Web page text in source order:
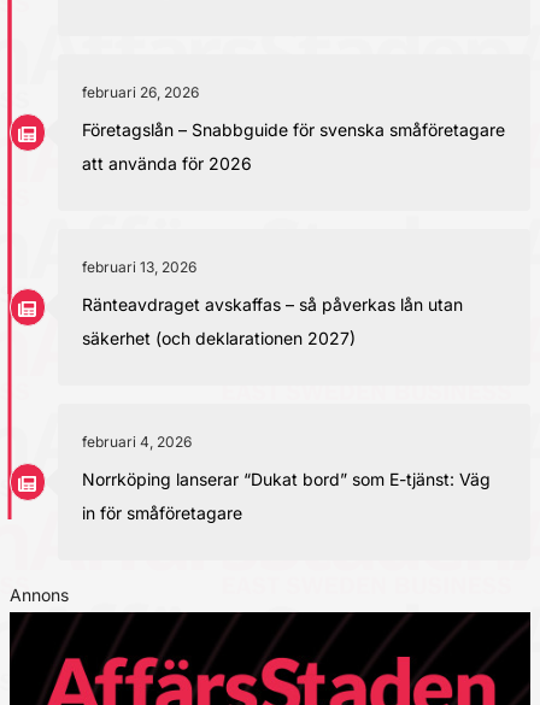
februari 26, 2026
Företagslån – Snabbguide för svenska småföretagare
att använda för 2026
februari 13, 2026
Ränteavdraget avskaffas – så påverkas lån utan
säkerhet (och deklarationen 2027)
februari 4, 2026
Norrköping lanserar “Dukat bord” som E-tjänst: Väg
in för småföretagare
Annons